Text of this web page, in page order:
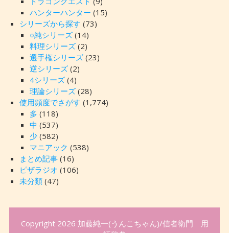
ハンターハンター (15)
シリーズから探す (73)
○純シリーズ(14)
料理シリーズ(2)
選手権シリーズ(23)
逆シリーズ(2)
4シリーズ(4)
理論シリーズ(28)
使用頻度でさがす (1,774)
多 (118)
中 (537)
少(582)
マニアック (538)
まとめ記事(16)
ピザラジオ (106)
未分類(47)
Copyright 2026 加藤純一(うんこちゃん)/信者衛門 用